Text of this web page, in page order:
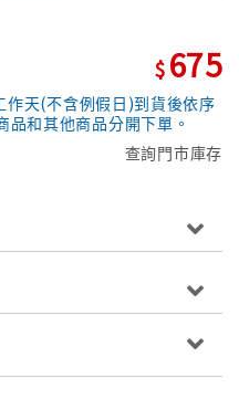
675
天(不含例假日)到貨後依序
品和其他商品分開下單。
查詢門市庫存